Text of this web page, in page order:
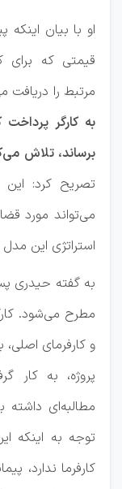
او با بیان اینکه
قیمتی که برای
مرتبط را دریافت
به کارگر
برساند، تلاش
تصریح کرد:
می‌تواند مورد
استراتژی این
به گفته حیدری
مطرح می‌شود.
و کارفرمای
پروژه، به کار
مطالبه‌ای داشته
توجه به اینکه
کارفرما ندارد،